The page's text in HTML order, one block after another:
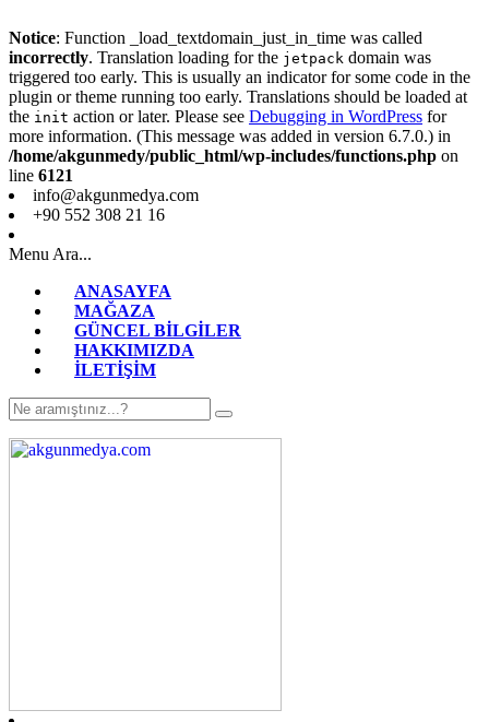
Notice: Function _load_textdomain_just_in_time was called
incorrectly. Translation loading for the jetpack domain was
triggered too early. This is usually an indicator for some code in the
plugin or theme running too early. Translations should be loaded at
the init action or later. Please see Debugging in WordPress for
more information. (This message was added in version 6.7.0.) in
/home/akgunmedy/public_html/wp-includes/functions.php on
line 6121
info@akgunmedya.com
+90 552 308 21 16
Menu Ara...
ANASAYFA
MAĞAZA
GÜNCEL BİLGİLER
HAKKIMIZDA
İLETİŞİM